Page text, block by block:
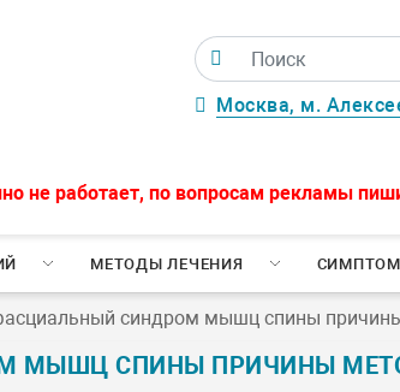
Москва, м.
не работает, по вопросам рекламы
МЕТОДЫ ЛЕЧЕНИЯ
синдром мышц спины
МЫШЦ СПИНЫ ПРИЧИНЫ